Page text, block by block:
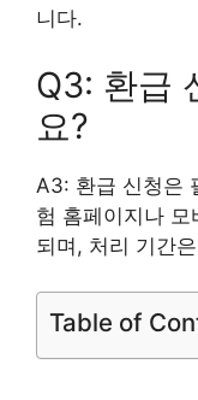
니다.
Q3: 환급
요?
A3: 환급 신청은
험 홈페이지나
되며, 처리 기간
Table of